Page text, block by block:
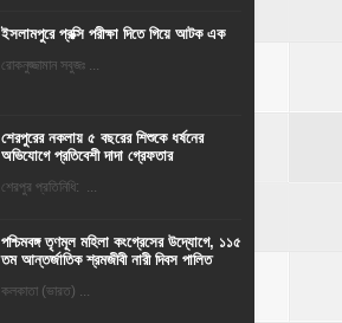
ইসলামপুরে প্রক্সি পরীক্ষা দিতে গিয়ে আটক এক
রোকনুজ্জামান সবুজঃ ...
শেরপুরের নকলায় ৫ বছরের শিশুকে ধর্ষনের
অভিযোগে প্রতিবেশী দাদা গ্রেফতার
শেরপুর প্রতিনিধি: ...
পশ্চিমবঙ্গ তৃণমূল মহিলা কংগ্রেসের উদ্যোগে, ১১৫
তম আন্তর্জাতিক শ্রমজীবী নারী দিবস পালিত
কলকাতা (ভারত) ...